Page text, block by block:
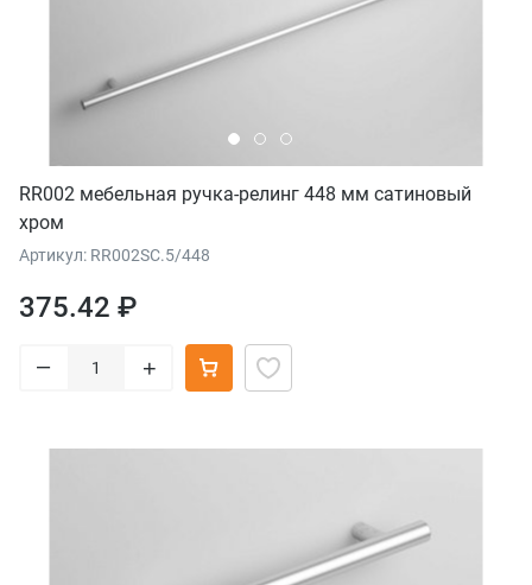
RR002 мебельная ручка-релинг 448 мм сатиновый
хром
Артикул: RR002SC.5/448
375.42 ₽
– +